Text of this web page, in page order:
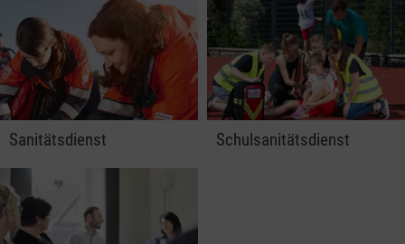
Sanitätsdienst Schulsanitätsdienst